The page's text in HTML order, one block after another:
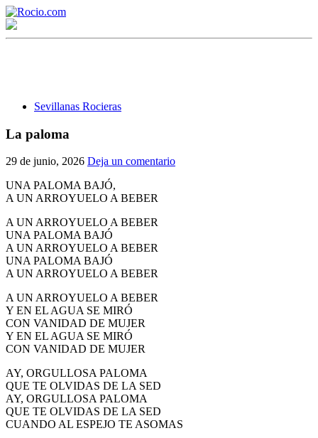
Sevillanas Rocieras
La paloma
29 de junio, 2026 Deja un comentario
UNA PALOMA BAJÓ,
A UN ARROYUELO A BEBER
A UN ARROYUELO A BEBER
UNA PALOMA BAJÓ
A UN ARROYUELO A BEBER
UNA PALOMA BAJÓ
A UN ARROYUELO A BEBER
A UN ARROYUELO A BEBER
Y EN EL AGUA SE MIRÓ
CON VANIDAD DE MUJER
Y EN EL AGUA SE MIRÓ
CON VANIDAD DE MUJER
AY, ORGULLOSA PALOMA
QUE TE OLVIDAS DE LA SED
AY, ORGULLOSA PALOMA
QUE TE OLVIDAS DE LA SED
CUANDO AL ESPEJO TE ASOMAS
¡Bienvenido! Soy el asistente virtual de rocio.com.
¿En qué puedo ayudarte?
Historia de la Virgen del Rocío
¿Cuándo es la romería del Rocío?
¿Cuándo se construyó la primera ermita?
El traslado cada siete años
¿Cuales son los actos principales que se celebran en el
Rocío?
Quiero hacer el camino,¿que tengo que hacer?
En el Rocío, ¿dónde me alojo?